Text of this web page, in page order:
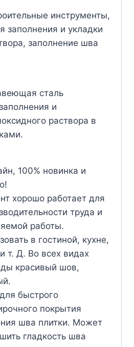
инструменты,
заполнения и укладки
заполнение шва
сталь
и
раствора в
100% новинка и
хорошо работает для
труда и
работы.
в гостиной, кухне,
т. Д. Во всех видах
красивый шов,
быстрого
покрытия
шва плитки. Может
гладкость шва